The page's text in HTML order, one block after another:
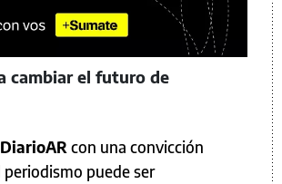
cambiar el futuro de
con una convicción
puede ser